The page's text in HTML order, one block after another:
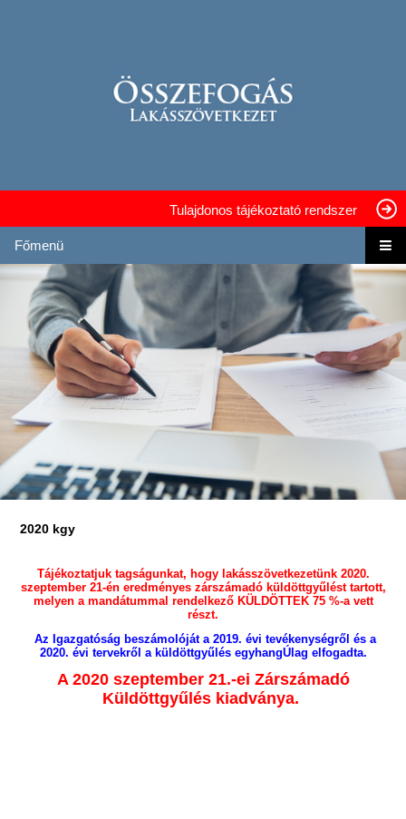
Tulajdonos tájékoztató rendszer
Főmenü
2020 kgy
Tájékoztatjuk tagságunkat, hogy lakásszövetkezetünk 2020.
szeptember 21-én eredményes zárszámadó küldöttgyűlést tartott,
melyen a mandátummal rendelkező KÜLDÖTTEK 75 %-a vett
részt.
Az Igazgatóság beszámolóját a 2019. évi tevékenységről és a
2020. évi tervekről a küldöttgyűlés egyhangÚlag elfogadta.
A 2020 szeptember 21.-ei Zárszámadó
Küldöttgyűlés kiadványa.